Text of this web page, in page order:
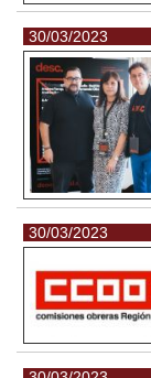
30/03/2023
30/03/2023